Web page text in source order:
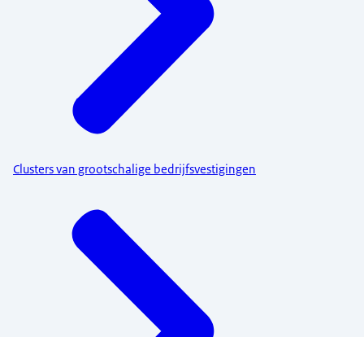
Clusters van grootschalige bedrijfsvestigingen